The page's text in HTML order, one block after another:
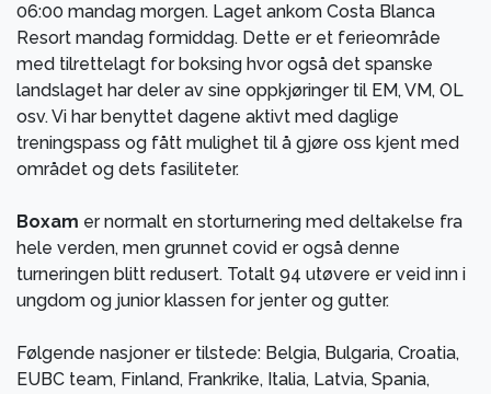
06:00 mandag morgen. Laget ankom Costa Blanca
Resort mandag formiddag. Dette er et ferieområde
med tilrettelagt for boksing hvor også det spanske
landslaget har deler av sine oppkjøringer til EM, VM, OL
osv. Vi har benyttet dagene aktivt med daglige
treningspass og fått mulighet til å gjøre oss kjent med
området og dets fasiliteter.
Boxam er normalt en storturnering med deltakelse fra
hele verden, men grunnet covid er også denne
turneringen blitt redusert. Totalt 94 utøvere er veid inn i
ungdom og junior klassen for jenter og gutter.
Følgende nasjoner er tilstede: Belgia, Bulgaria, Croatia,
EUBC team, Finland, Frankrike, Italia, Latvia, Spania,